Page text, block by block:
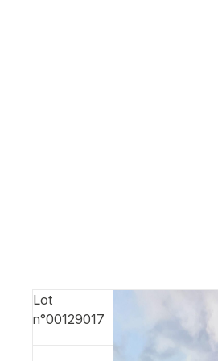
Lot
n°00129017